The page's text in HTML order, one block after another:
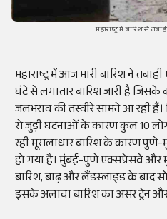
महाराष्ट्र में बारिश से
महाराष्ट्र में आज भारी बारिश ने
घंटे से लगातार बारिश जारी है
जलभराव की तस्वीरें सामने आ रही
से जुड़ी घटनाओं के कारण कुल 10
रही मूसलाधार बारिश के कारण पुणे-
हो गया है। मुंबई-पुणे एक्सप्रेसवे और
बारिश, बाढ़ और लैंडस्लाइड के बाद
इसके अलावा बारिश का असर ट्रेन